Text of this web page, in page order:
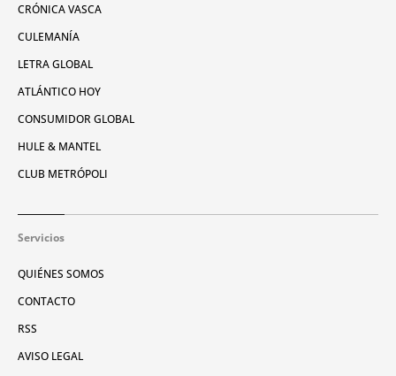
CRÓNICA VASCA
CULEMANÍA
LETRA GLOBAL
ATLÁNTICO HOY
CONSUMIDOR GLOBAL
HULE & MANTEL
CLUB METRÓPOLI
Servicios
QUIÉNES SOMOS
CONTACTO
RSS
AVISO LEGAL